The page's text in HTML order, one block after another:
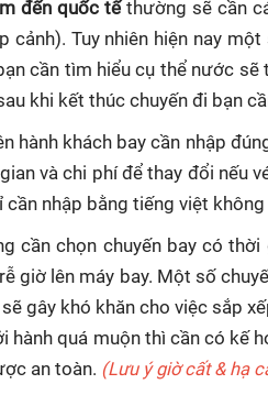
đến quốc tếthường sẽ cần
cảnh). Tuy nhiên hiện nay
cần tìm hiểu cụ thể nước
khi kết thúc chuyến đi bạn
hành khách bay cần nhập
và chi phí để thay đổi nếu
cần nhập bằng tiếng việt không
cần chọn chuyến bay có
giờ lên máy bay. Một số
gây khó khăn cho việc sắp
hành quá muộn thì cần có kế
an toàn. (Lưu ý giờ cất & hạ